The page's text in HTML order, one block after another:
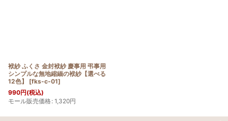
袱紗 ふくさ 金封袱紗 慶事用 弔事用
シンプルな無地縮緬の袱紗【選べる
12色】
[fks-c-01]
990円(税込)
モール販売価格: 1,320円